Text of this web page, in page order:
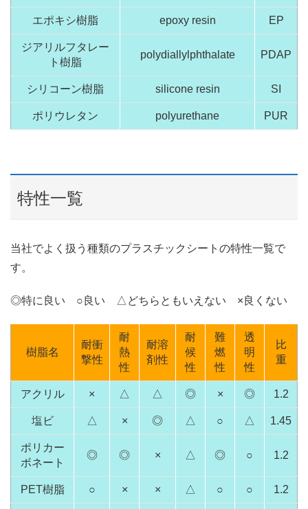
エポキシ樹脂 epoxy resin EP
ジアリルフタレー
ト樹脂
polydiallylphthalate PDAP
シリコーン樹脂 silicone resin SI
ポリウレタン polyurethane PUR
特性一覧
当社でよく扱う種類のプラスチックシートの特性一覧で
す。
◎特に良い ○良い △どちらともいえない ×良くない
樹脂名
耐衝
撃性
耐
熱
性
耐溶
剤性
耐
候
性
難
燃
性
透
明
性
比
重
アクリル × △ △ ◎ × ◎ 1.2
塩ビ △ × ◎ △ ○ △ 1.45
ポリカー
ボネート
◎ ◎ × △ ◎ ○ 1.2
PET樹脂 ○ × × △ ○ ○ 1.2